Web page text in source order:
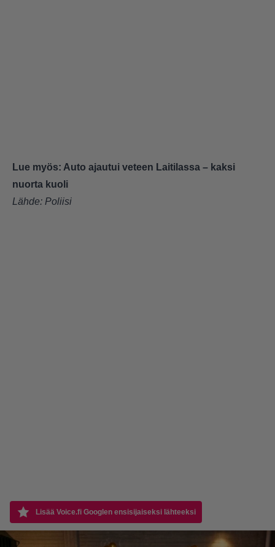
Lue myös: Auto ajautui veteen Laitilassa – kaksi
nuorta kuoli
Lähde: Poliisi
Lisää Voice.fi Googlen ensisijaiseksi lähteeksi